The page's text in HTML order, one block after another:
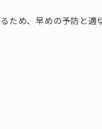
ため、早めの予防と適